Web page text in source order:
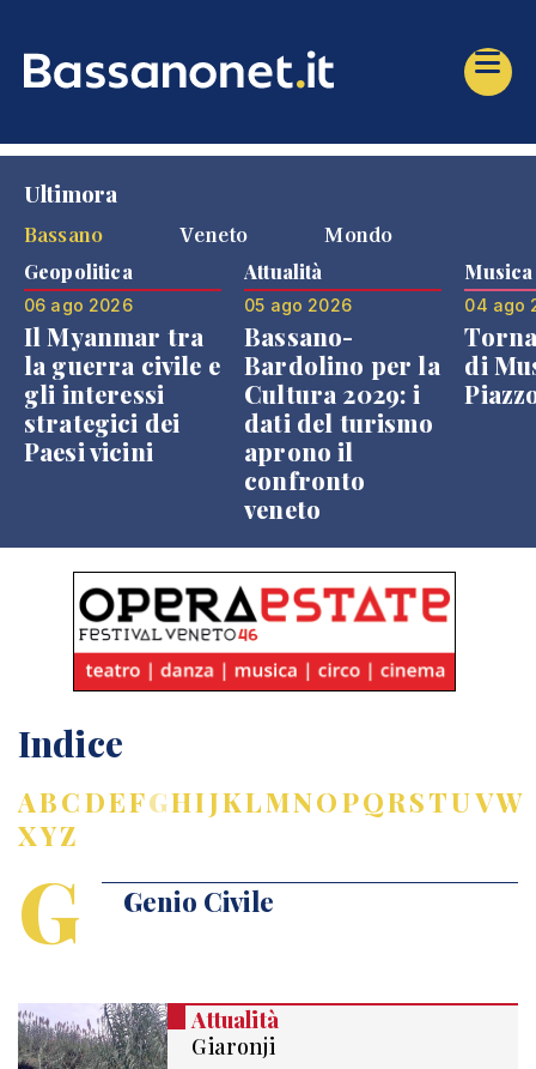
Ultimora
Bassano
Veneto Mondo
Geopolitica
06 ago 2026
Il Myanmar tra
la guerra civile e
gli interessi
strategici dei
Paesi vicini
Attualità
05 ago 2026
Bassano-
Bardolino per la
Cultura 2029: i
dati del turismo
aprono il
confronto
veneto
Musica
04 ago
di
Indice
ABCDEFGHIJKLMNOPQRSTUVW
XYZ
G Genio Civile
Attualità
Giaronji